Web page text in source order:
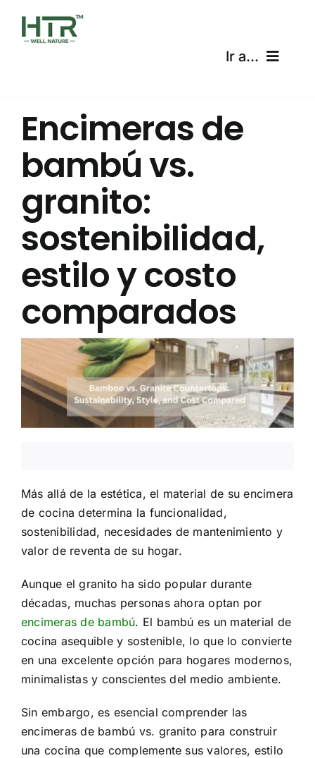
content
Ir a...
Productos
Certificaciones
Envíos
Calculadora gratuita
Acerca de Nosotros
Contáctenos
Preguntas Frecuentes
Encimeras de
bambú vs.
granito:
sostenibilidad,
estilo y costo
comparados
Más allá de la estética, el material de su encimera
de cocina determina la funcionalidad,
sostenibilidad, necesidades de mantenimiento y
valor de reventa de su hogar.
Aunque el granito ha sido popular durante
décadas, muchas personas ahora optan por
encimeras de bambú. El bambú es un material de
cocina asequible y sostenible, lo que lo convierte
en una excelente opción para hogares modernos,
minimalistas y conscientes del medio ambiente.
Sin embargo, es esencial comprender las
encimeras de bambú vs. granito para construir
una cocina que complemente sus valores, estilo